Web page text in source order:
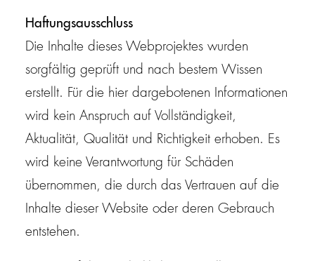
Haftungsausschluss
Die Inhalte dieses Webprojektes wurden
sorgfältig geprüft und nach bestem Wissen
erstellt. Für die hier dargebotenen Informationen
wird kein Anspruch auf Vollständigkeit,
Aktualität, Qualität und Richtigkeit erhoben. Es
wird keine Verantwortung für Schäden
übernommen, die durch das Vertrauen auf die
Inhalte dieser Website oder deren Gebrauch
entstehen.